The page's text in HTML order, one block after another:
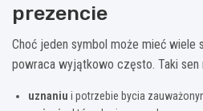
prezencie
Choć jeden symbol może mieć wiele
powraca wyjątkowo często. Taki
uznaniu i potrzebie bycia